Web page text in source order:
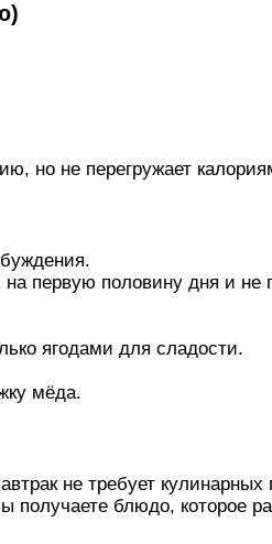
но не перегружает
первую половину дня и не
ягодами для сладости.
мёда.
не требует кулинарных
блюдо, которое